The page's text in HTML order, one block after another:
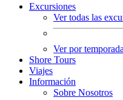
Excursiones
Ver todas las
Ver por temporada
Shore Tours
Viajes
Información
Sobre Nosotros